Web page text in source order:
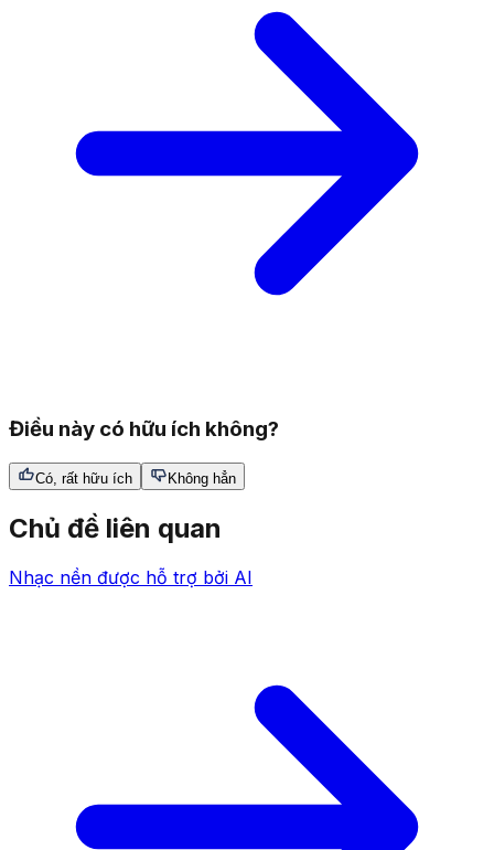
Điều này có hữu ích không?
Có, rất hữu ích Không hẳn
Chủ đề liên quan
Nhạc nền được hỗ trợ bởi AI